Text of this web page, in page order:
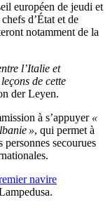
européen de jeudi et
d’État et de
notamment de la
l’Italie et
de cette
der Leyen.
à s’appuyer «
», qui permet à
personnes secourues
navire